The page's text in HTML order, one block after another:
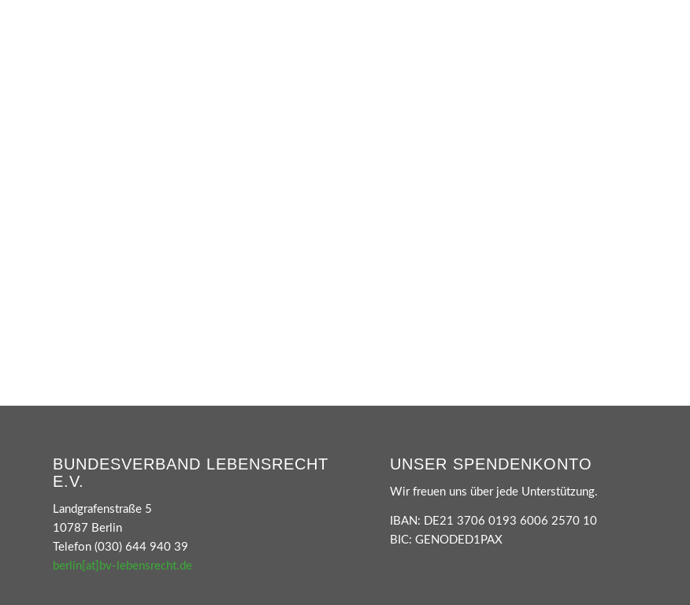
BUNDESVERBAND LEBENSRECHT
E.V.
Landgrafenstraße 5
10787 Berlin
Telefon (030) 644 940 39
berlin[at]bv-lebensrecht.de
UNSER SPENDENKONTO
Wir freuen uns über jede Unterstützung.
IBAN: DE21 3706 0193 6006 2570 10
BIC: GENODED1PAX